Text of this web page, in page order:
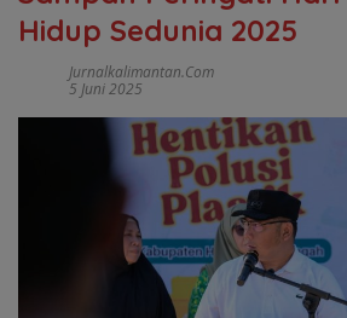
Hidup Sedunia 2025
Jurnalkalimantan.com
5 Juni 2025